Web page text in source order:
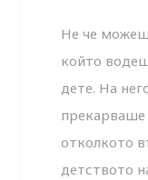
Не че
който
дете. На
прекарваше
отколкото
детството